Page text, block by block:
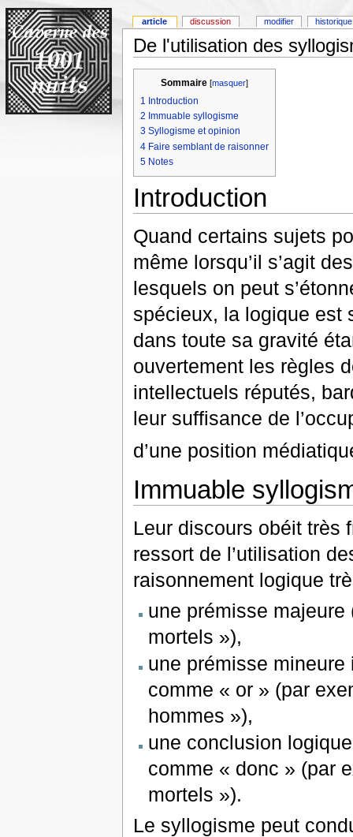
De l'utilisation des
Sommaire [masquer]
1 Introduction
2 Immuable syllogisme
3 Syllogisme et opinion
4 Faire semblant de raisonner
5 Notes
Introduction
Quand certains sujets
même lorsqu’il s’agit
lesquels on peut
spécieux, la logique est
dans toute sa gravité
ouvertement les règles
intellectuels réputés,
leur suffisance de
d’une position
Immuable
Leur discours obéit très
ressort de l’utilisation
raisonnement logique
une prémisse
mortels »),
une prémisse
comme « or » (par
hommes »),
une conclusion
comme « donc » (par
mortels »).
Le syllogisme peut
article discussion modifier historique